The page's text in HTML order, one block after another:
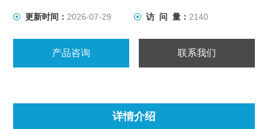
更新时间： 2026-07-29 访 问 量： 2140
产品咨询 联系我们
详情介绍